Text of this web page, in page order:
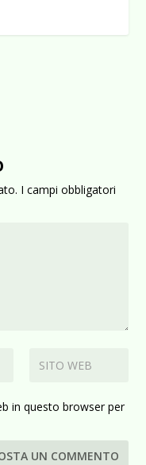
I campi obbligatori
in questo browser per